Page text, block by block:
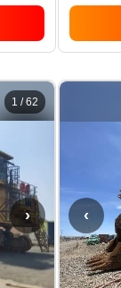
›
1 /62
‹